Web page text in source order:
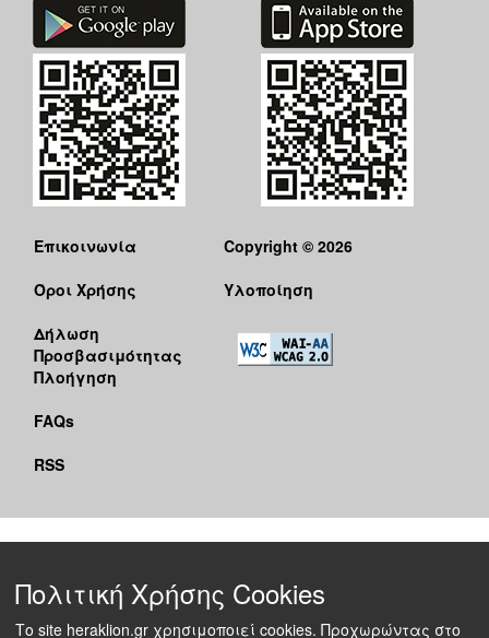
Επικοινωνία
Όροι Χρήσης
Δήλωση
Προσβασιμότητας
Πλοήγηση
FAQs
RSS
Copyright © 2026
Υλοποίηση
Πολιτική Χρήσης Cookies
Το site heraklion.gr χρησιμοποιεί cookies. Προχωρώντας στο